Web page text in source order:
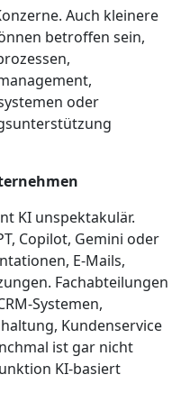
Auch kleinere
betroffen sein,
oder
KI unspektakulär.
Copilot, Gemini oder
E-Mails,
Fachabteilungen
Systemen,
Kundenservice
ist gar nicht
KI-basiert